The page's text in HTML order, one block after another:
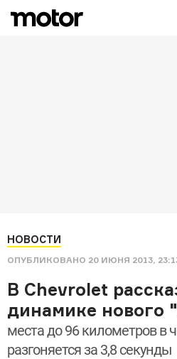
НОВОСТИ
ОПУБЛИКОВАНО 20 ИЮНЯ 2013,
В Chevrolet
динамике нового
места до 96 километров в
разгоняется за 3,8 секунды